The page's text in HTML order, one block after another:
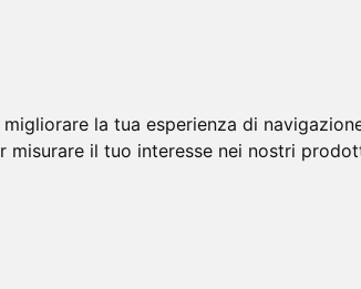
la tua esperienza di
misurare il tuo interesse nei nostri